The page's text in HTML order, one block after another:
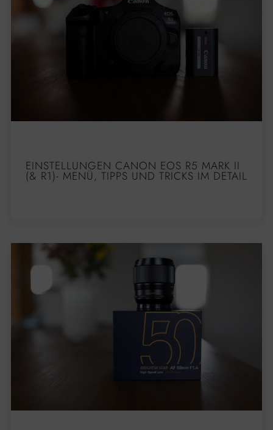
EINSTELLUNGEN CANON EOS R5 MARK II
(& R1)- MENÜ, TIPPS UND TRICKS IM DETAIL